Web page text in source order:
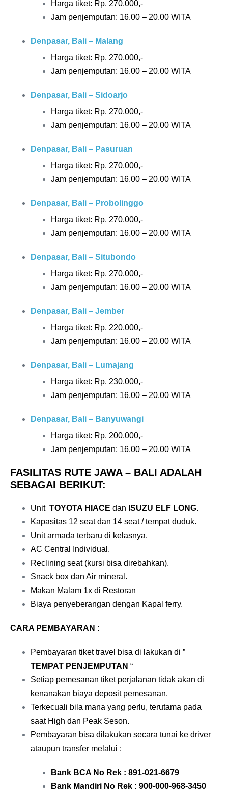
Harga tiket: Rp. 270.000,-
Jam penjemputan: 16.00 – 20.00 WITA
Denpasar, Bali – Malang
Harga tiket: Rp. 270.000,-
Jam penjemputan: 16.00 – 20.00 WITA
Denpasar, Bali – Sidoarjo
Harga tiket: Rp. 270.000,-
Jam penjemputan: 16.00 – 20.00 WITA
Denpasar, Bali – Pasuruan
Harga tiket: Rp. 270.000,-
Jam penjemputan: 16.00 – 20.00 WITA
Denpasar, Bali – Probolinggo
Harga tiket: Rp. 270.000,-
Jam penjemputan: 16.00 – 20.00 WITA
Denpasar, Bali – Situbondo
Harga tiket: Rp. 270.000,-
Jam penjemputan: 16.00 – 20.00 WITA
Denpasar, Bali – Jember
Harga tiket: Rp. 220.000,-
Jam penjemputan: 16.00 – 20.00 WITA
Denpasar, Bali – Lumajang
Harga tiket: Rp. 230.000,-
Jam penjemputan: 16.00 – 20.00 WITA
Denpasar, Bali – Banyuwangi
Harga tiket: Rp. 200.000,-
Jam penjemputan: 16.00 – 20.00 WITA
FASILITAS RUTE JAWA – BALI ADALAH
SEBAGAI BERIKUT:
Unit TOYOTA HIACE dan ISUZU ELF LONG.
Kapasitas 12 seat dan 14 seat / tempat duduk.
Unit armada terbaru di kelasnya.
AC Central Individual .
Reclining seat (kursi bisa direbahkan).
Snack box dan Air mineral.
Makan Malam 1x di Restoran
Biaya penyeberangan dengan Kapal ferry.
CARA PEMBAYARAN :
Pembayaran tiket travel bisa di lakukan di ”
TEMPAT PENJEMPUTAN “
Setiap pemesanan tiket perjalanan tidak akan di
kenanakan biaya deposit pemesanan.
Terkecuali bila mana yang perlu, terutama pada
saat High dan Peak Seson.
Pembayaran bisa dilakukan secara tunai ke driver
ataupun transfer melalui :
Bank BCA No Rek : 891-021-6679
Bank Mandiri No Rek : 900-000-968-3450